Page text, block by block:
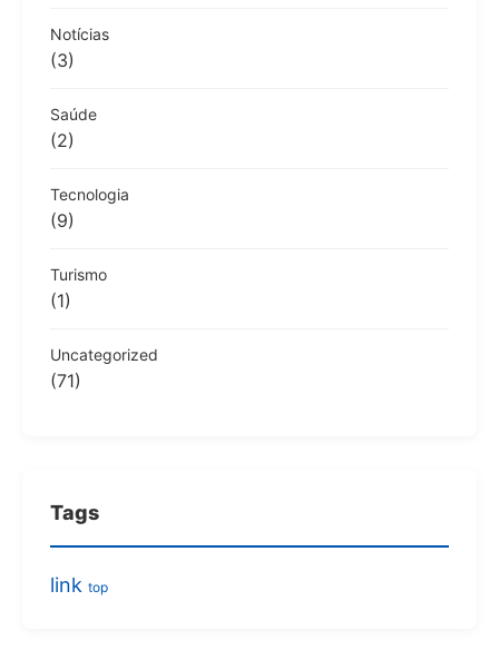
Notícias
(3)
Saúde
(2)
Tecnologia
(9)
Turismo
(1)
Uncategorized
(71)
Tags
link top